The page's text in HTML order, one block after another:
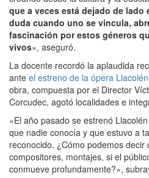
que a veces está dejado de lado
duda cuando uno se vincula,
fascinación por estos géneros
vivos», aseguró.
La docente recordó la aplaudida
ante el estreno de la ópera Llacolén
obra, compuesta por el Director
Corcudec, agotó localidades e
«El año pasado se estrenó
que nadie conocía y que estuvo a
reconocido. ¿Cómo podemos
compositores, montajes, si el
conmueve profundamente?»,